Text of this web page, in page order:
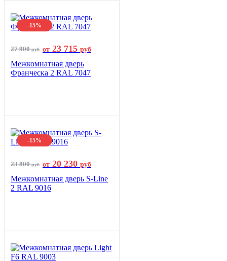
-15%
27 900руб от 23 715 руб
Межкомнатная дверь
Франческа 2 RAL 7047
-15%
23 800руб от 20 230 руб
Межкомнатная дверь S-Line
2 RAL 9016